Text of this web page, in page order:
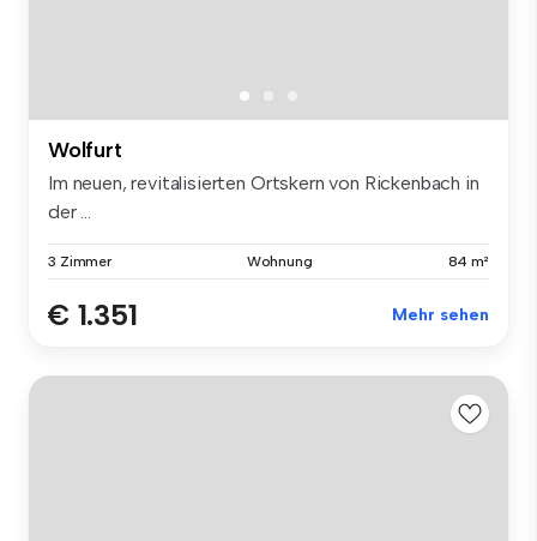
Wolfurt
Im neuen, revitalisierten Ortskern von Rickenbach in
der ...
3 Zimmer Wohnung 84 m²
€ 1.351 Mehr sehen